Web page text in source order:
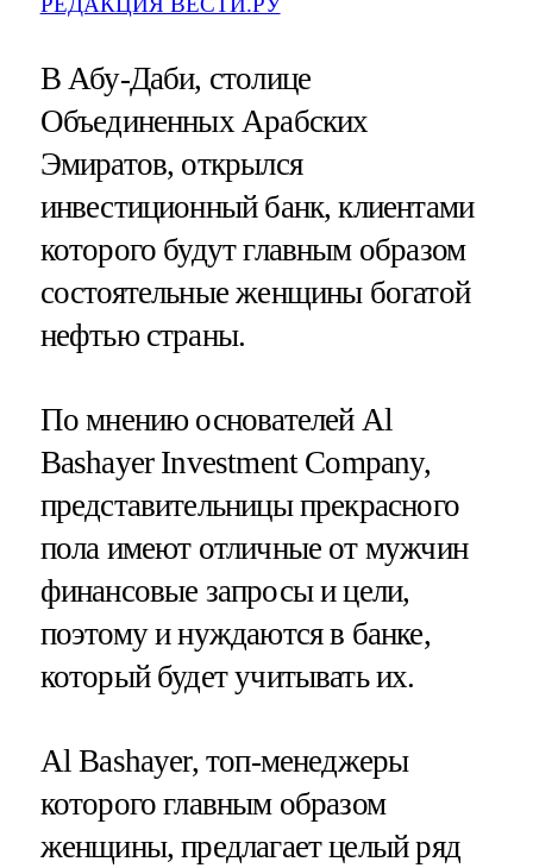
В Абу-Даби, столице
Объединенных Арабских
Эмиратов, открылся
инвестиционный банк, клиентами
которого будут главным образом
состоятельные женщины богатой
нефтью страны.
По мнению основателей Al
Bashayer Investment Company,
представительницы прекрасного
пола имеют отличные от мужчин
финансовые запросы и цели,
поэтому и нуждаются в банке,
который будет учитывать их.
Al Bashayer, топ-менеджеры
которого главным образом
женщины, предлагает целый ряд